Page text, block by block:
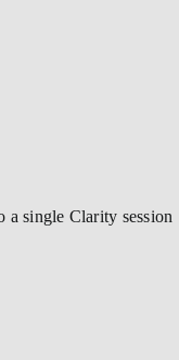
a single Clarity session